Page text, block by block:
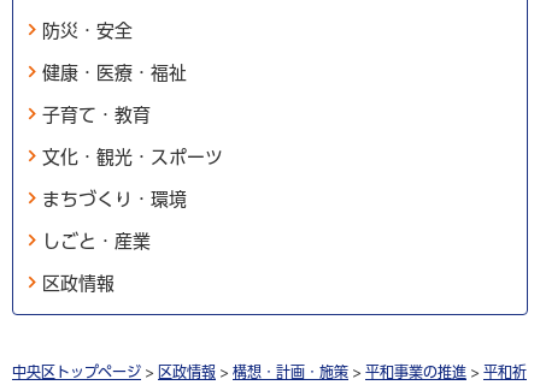
防災・安全
健康・医療・福祉
子育て・教育
文化・観光・スポーツ
まちづくり・環境
しごと・産業
区政情報
中央区トップページ > 区政情報 > 構想・計画・施策 > 平和事業の推進 > 平和祈